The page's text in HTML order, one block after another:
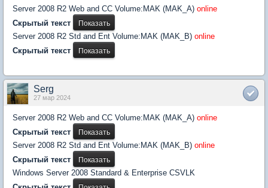
Server 2008 R2 Web and CC Volume:MAK (MAK_A) online
Скрытый текст
Server 2008 R2 Std and Ent Volume:MAK (MAK_B) online
Скрытый текст
Serg
27 мар 2024
Server 2008 R2 Web and CC Volume:MAK (MAK_A) online
Скрытый текст
Server 2008 R2 Std and Ent Volume:MAK (MAK_B) online
Скрытый текст
Windows Server 2008 Standard & Enterprise CSVLK